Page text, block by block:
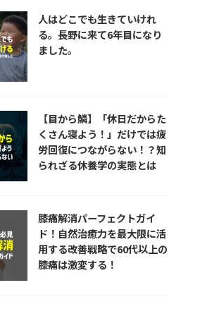
人はどこでも生きていけれ
る。長野に来て6年目になり
ました。
【目から鱗】「休日だからた
くさん寝よう！」だけでは疲
労回復につながらない！？知
られざる休養学の実態とは
膝痛解消パーフェクトガイ
ド！自然治癒力を最大限に活
用する改善戦略で60代以上の
膝痛は激変する！